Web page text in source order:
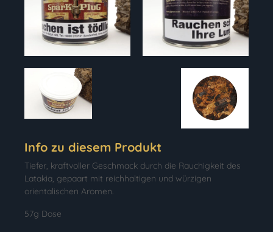
Info zu diesem Produkt
Tiefer, kraftvoller Geschmack durch die Rauchigkeit des
Latakia, gepaart mit reichhaltigen und würzigen
orientalischen Aromen.
57g Dose